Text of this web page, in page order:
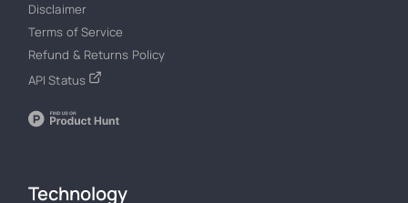
Disclaimer
Terms of Service
Refund & Returns Policy
API Status
Technology